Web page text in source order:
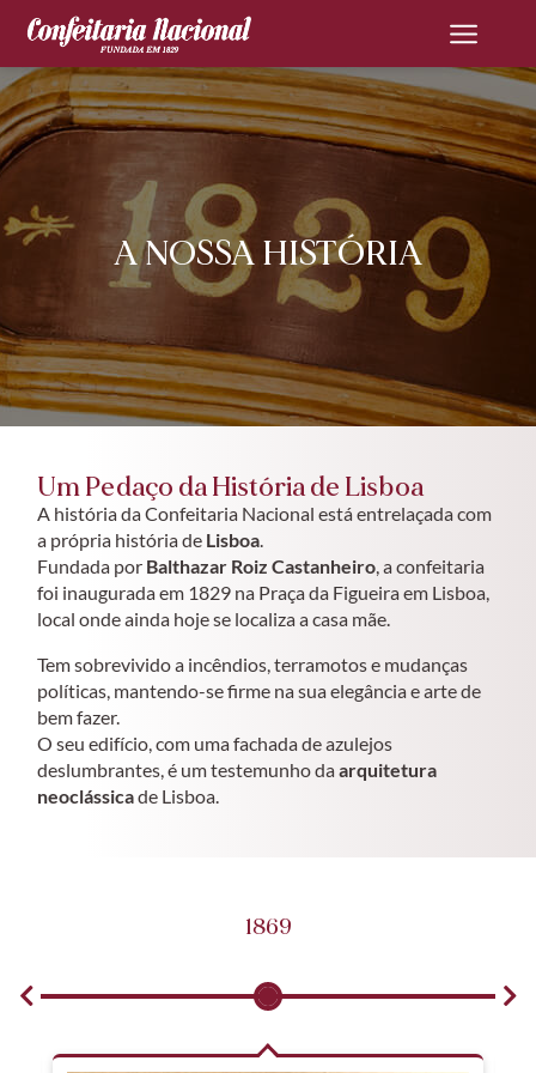
A NOSSA HISTÓRIA
Um Pedaço da História de Lisboa
A história da Confeitaria Nacional está entrelaçada com
a própria história de Lisboa.
Fundada por Balthazar Roiz Castanheiro, a confeitaria
foi inaugurada em 1829 na Praça da Figueira em Lisboa,
local onde ainda hoje se localiza a casa mãe.
Tem sobrevivido a incêndios, terramotos e mudanças
políticas, mantendo-se firme na sua elegância e arte de
bem fazer.
O seu edifício, com uma fachada de azulejos
deslumbrantes, é um testemunho daarquitetura
neoclássicade Lisboa.
1869